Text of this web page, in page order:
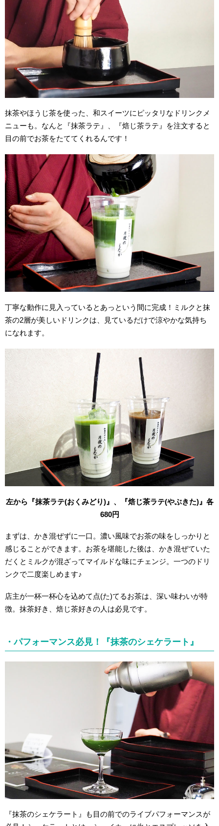
抹茶やほうじ茶を使った、和スイーツにピッタリなドリンクメ
ニューも。なんと『抹茶ラテ』、『焙じ茶ラテ』を注文すると
目の前でお茶をたててくれるんです！
丁寧な動作に見入っているとあっという間に完成！ミルクと抹
茶の2層が美しいドリンクは、見ているだけで涼やかな気持ち
になれます。
左から『抹茶ラテ(おくみどり)』、『焙じ茶ラテ(やぶきた)』各
680円
まずは、かき混ぜずに一口。濃い風味でお茶の味をしっかりと
感じることができます。お茶を堪能した後は、かき混ぜていた
だくとミルクが混ざってマイルドな味にチェンジ。一つのドリ
ンクで二度楽しめます♪
店主が一杯一杯心を込めて点(た)てるお茶は、深い味わいが特
徴。抹茶好き、焙じ茶好きの人は必見です。
・パフォーマンス必見！『抹茶のシェケラート』
『抹茶のシェケラート』も目の前でのライブパフォーマンスが